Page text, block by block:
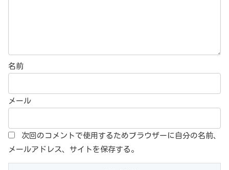
名前
メール
次回のコメントで使用するためブラウザーに自分の名前、
メールアドレス、サイトを保存する。